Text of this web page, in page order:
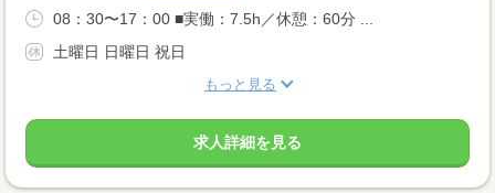
08：30〜17：00 ■実働：7.5h／休憩：60分 ...
土曜日 日曜日 祝日
もっと見る
求人詳細を見る